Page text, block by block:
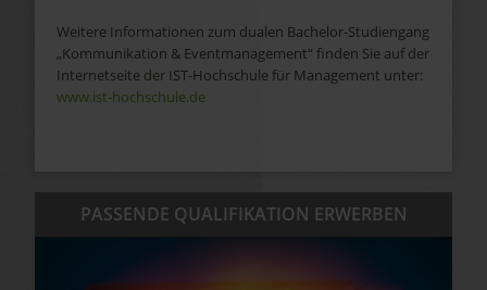
Weitere Informationen zum dualen Bachelor-Studiengang
„Kommunikation & Eventmanagement“ finden Sie auf der
Internetseite der IST-Hochschule für Management unter:
www.ist-hochschule.de
PASSENDE QUALIFIKATION ERWERBEN